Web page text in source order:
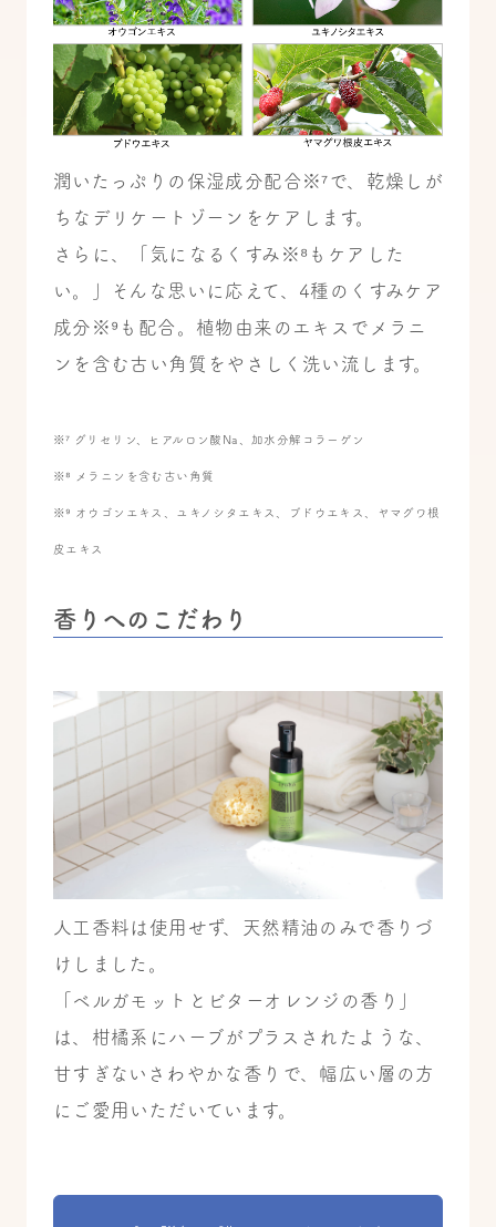
潤いたっぷりの保湿成分配合※⁷で、乾燥しが
ちなデリケートゾーンをケアします。
さらに、「気になるくすみ※⁸もケアした
い。」そんな思いに応えて、4種のくすみケア
成分※⁹も配合。植物由来のエキスでメラニ
ンを含む古い角質をやさしく洗い流します。
※⁷ グリセリン、ヒアルロン酸Na、加水分解コラーゲン
※⁸ メラニンを含む古い角質
※⁹ オウゴンエキス、ユキノシタエキス、ブドウエキス、ヤマグワ根
皮エキス
香りへのこだわり
人工香料は使用せず、天然精油のみで香りづ
けしました。
「ベルガモットとビターオレンジの香り」
は、柑橘系にハーブがプラスされたような、
甘すぎないさわやかな香りで、幅広い層の方
にご愛用いただいています。